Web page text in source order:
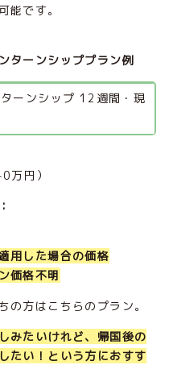
能です。
ターンシッププラン例
ーンシップ 12週間・現
円）
用した場合の価格
価格不明
の方はこちらのプラン。
みたいけれど、帰国後の
たい！という方におすす